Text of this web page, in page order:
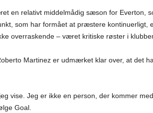
en relativt middelmådig sæson for Everton,
som har formået at præstere kontinuerligt,
overraskende – været kritiske røster i
Martinez er udmærket klar over, at det
vise. Jeg er ikke en person, der kommer
Goal.